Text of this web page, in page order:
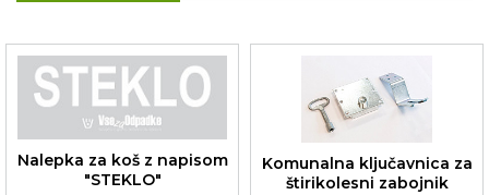
Nalepka za koš z napisom
"STEKLO"
Komunalna ključavnica za
štirikolesni zabojnik